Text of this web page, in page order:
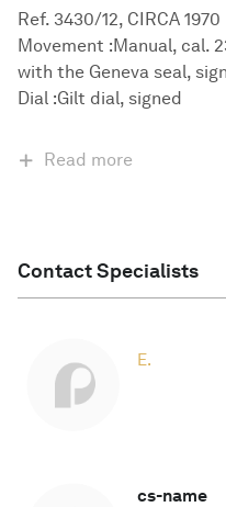
Ref. 3430/12, CIRCA 1970
Movement :Manual, cal.
with the Geneva seal,
Dial :Gilt dial, signed
Read more
Contact Specialists
E.
cs-name